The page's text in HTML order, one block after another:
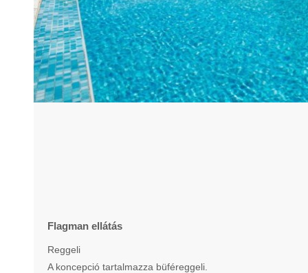
Flagman ellátás
Reggeli
A koncepció tartalmazza büféreggeli.